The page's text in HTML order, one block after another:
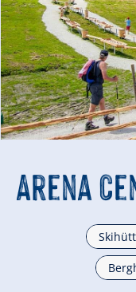
Arena